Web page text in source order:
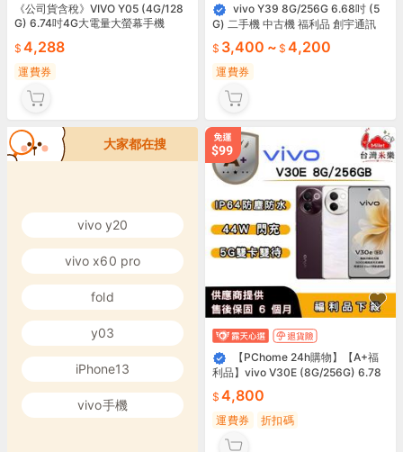
《公司貨含稅》VIVO Y05 (4G/128
G) 6.74吋4G大電量大螢幕手機
4,288
運費券
vivo Y39 8G/256G 6.68吋 (5
G) 二手機 中古機 福利品 創宇通訊
3,400 ~ 4,200
運費券
大家都在搜
vivo y20
vivo x60 pro
fold
y03
iPhone13
vivo手機
【PChome 24h購物】【A+福
利品】vivo V30E (8G/256G) 6.78
4,800
運費券 折扣碼